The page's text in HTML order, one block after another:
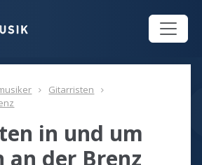
Gitarristen
in und um
an der Brenz